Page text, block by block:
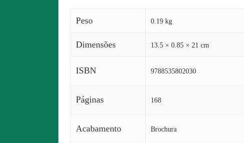
Peso 0.19 kg
Dimensões 13.5 × 0.85 × 21 cm
ISBN 9788535802030
Páginas 168
Acabamento Brochura